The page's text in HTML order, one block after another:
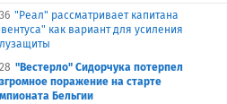
"Реал" рассматривает капитана
как вариант для усиления
"Вестерло" Сидорчука потерпел
поражение на старте
Бельгии